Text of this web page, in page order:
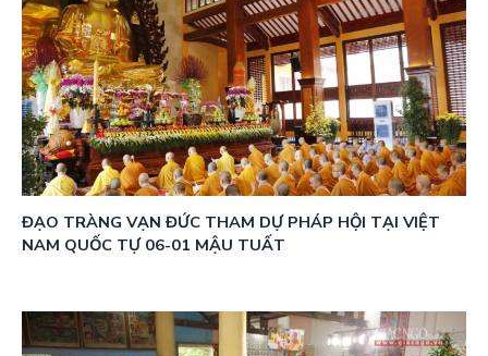
ĐẠO TRÀNG VẠN ĐỨC THAM DỰ PHÁP HỘI TẠI VIỆT
NAM QUỐC TỰ 06-01 MẬU TUẤT